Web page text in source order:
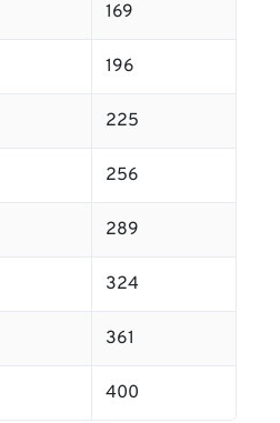
169
196
225
256
289
324
361
400